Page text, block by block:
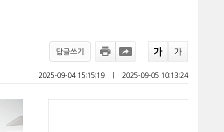
답글쓰기
2025-09-04 15:15:19 2025-09-05 10:13:24